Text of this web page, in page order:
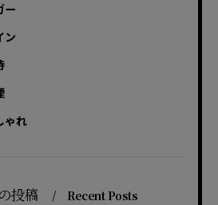
ー
ン
ゃれ
投稿 Recent Posts